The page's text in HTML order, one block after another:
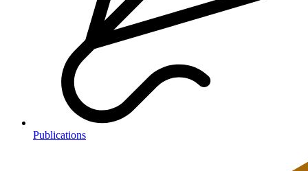
Publications